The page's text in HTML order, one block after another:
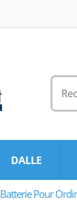
DALLE
Batterie Pour